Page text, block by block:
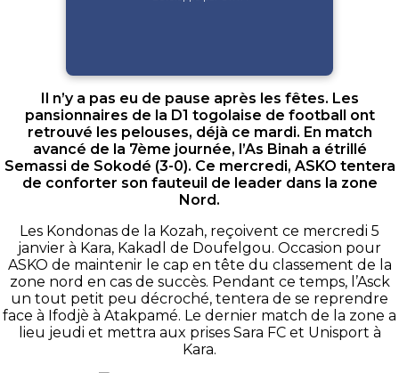
Il n’y a pas eu de pause après les fêtes. Les
pansionnaires de la D1 togolaise de football ont
retrouvé les pelouses, déjà ce mardi. En match
avancé de la 7ème journée, l’As Binah a étrillé
Semassi de Sokodé (3-0). Ce mercredi, ASKO tentera
de conforter son fauteuil de leader dans la zone
Nord.
Les Kondonas de la Kozah, reçoivent ce mercredi 5
janvier à Kara, Kakadl de Doufelgou. Occasion pour
ASKO de maintenir le cap en tête du classement de la
zone nord en cas de succès. Pendant ce temps, l’Asck
un tout petit peu décroché, tentera de se reprendre
face à Ifodjè à Atakpamé. Le dernier match de la zone a
lieu jeudi et mettra aux prises Sara FC et Unisport à
Kara.